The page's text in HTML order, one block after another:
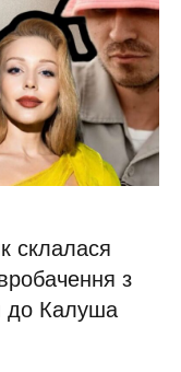
склалася
з
до Калуша